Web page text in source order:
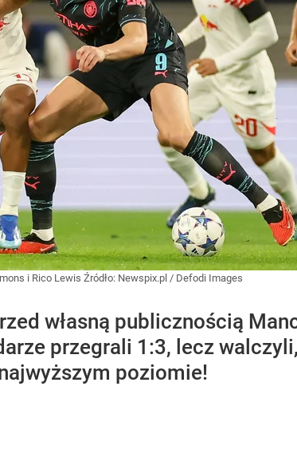
i Rico Lewis Źródło: Newspix.pl / Defodi Images
własną publicznością
przegrali 1:3, lecz
poziomie!